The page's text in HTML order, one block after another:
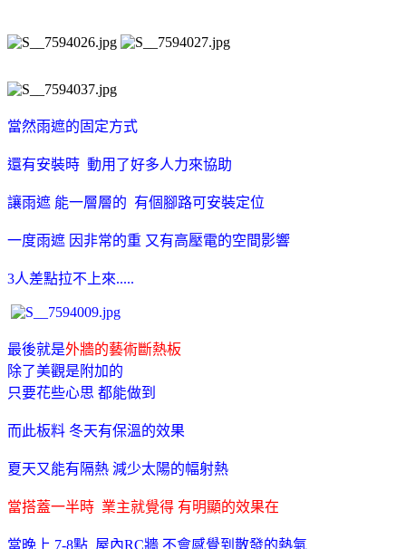
當然雨遮的固定方式
還有安裝時 動用了好多人力來協助
讓雨遮 能一層層的 有個腳路可安裝定位
一度雨遮 因非常的重 又有高壓電的空間影響
3人差點拉不上來.....
最後就是外牆的藝術斷熱板
除了美觀是附加的
只要花些心思 都能做到
而此板料 冬天有保溫的效果
夏天又能有隔熱 減少太陽的幅射熱
當搭蓋一半時 業主就覺得 有明顯的效果在
當晚上 7-8點 屋內RC牆 不會感覺到散發的熱氣